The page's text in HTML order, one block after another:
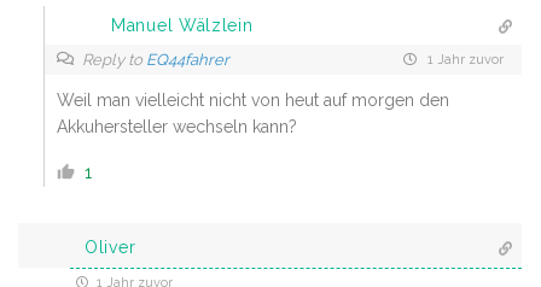
Manuel Wälzlein
Reply to EQ44fahrer 1 Jahr zuvor
Weil man vielleicht nicht von heut auf morgen den
Akkuhersteller wechseln kann?
1
Oliver
1 Jahr zuvor